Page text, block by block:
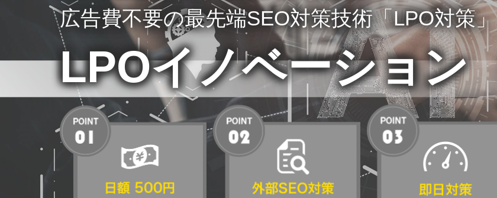
広告費不要の最先端SEO対策技術「LPO対策」
LPOイノベーション